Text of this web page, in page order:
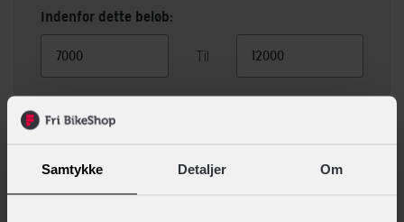
Samtykke Detaljer Om
Indenfor dette beløb:
Til
Beskrivelse